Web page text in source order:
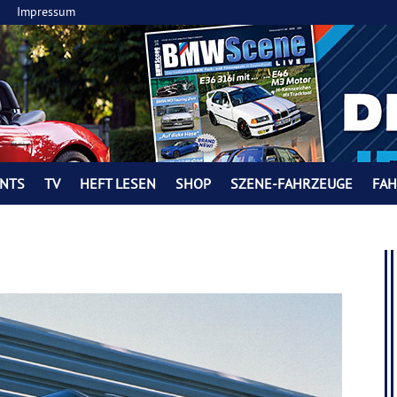
Impressum
TV HEFT LESEN SHOP SZENE-FAHRZEUGE